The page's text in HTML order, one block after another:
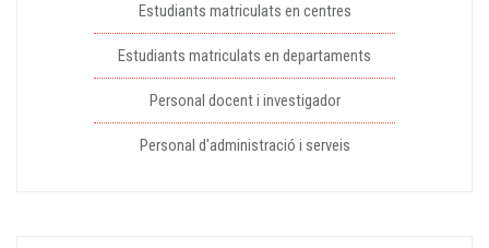
Estudiants matriculats en centres
Estudiants matriculats en departaments
Personal docent i investigador
Personal d'administració i serveis